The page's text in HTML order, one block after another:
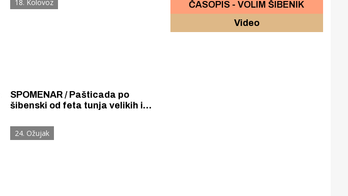
18. Kolovoz
SPOMENAR / Pašticada po
šibenski od feta tunja velikih i
ruke s garofulićima i prošekom, a
još bolje pravom maraštinom
24. Ožujak
ČASOPIS - VOLIM ŠIBENIK
Video